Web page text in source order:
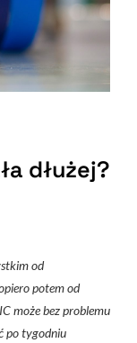
dłużej?
od
potem od
może bez problemu
po tygodniu